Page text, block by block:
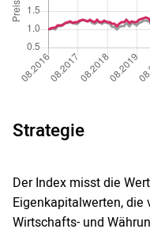
Strategie
Der Index misst die
Eigenkapitalwerten, die
Wirtschafts- und